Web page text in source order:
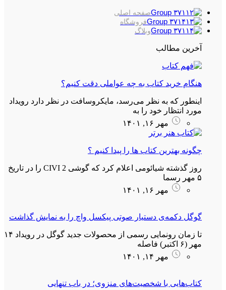
صفحه اصلی
فروشگاه
وبلاگ
آخرین مطالب
هنگام خرید کتاب به چه عواملی دقت کنیم؟
اینطور که به نظر می‌رسد، مایکروسافت در نظر دارد رویداد
مورد انتظار خود را به
مهر ۱۶, ۱۴۰۱
چگونه بهترین کتاب ها را پیدا کنیم ؟
روز گذشته شیائومی اعلام کرد که گوشی CIVI 2 را در تاریخ
۵ مهر رسما
مهر ۱۶, ۱۴۰۱
گوگل دکمه‌ی دستیار صوتی پیکسل واچ را به نمایش گذاشت
تا زمان رونمایی رسمی از محصولات جدید گوگل در رویداد ۱۴
مهر (۶ اکتبر) فاصله
مهر ۱۴, ۱۴۰۱
کتاب‌هایی با شخصیت‌های منزوی؛ در باب تنهایی